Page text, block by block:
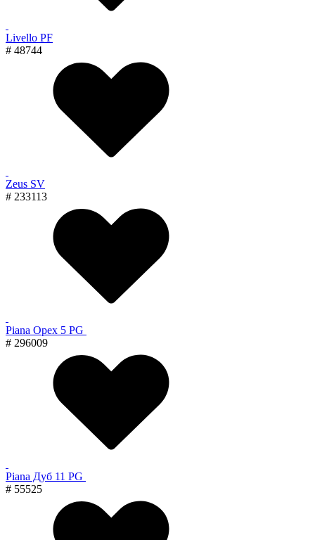
Livello PF
# 48744
Zeus SV
# 233113
Piana Орех 5 PG
# 296009
Piana Дуб 11 PG
# 55525